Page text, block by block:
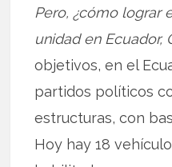
Pero, ¿cómo lograr
unidad en Ecuador,
objetivos, en el
partidos políticos
estructuras, con
Hoy hay 18